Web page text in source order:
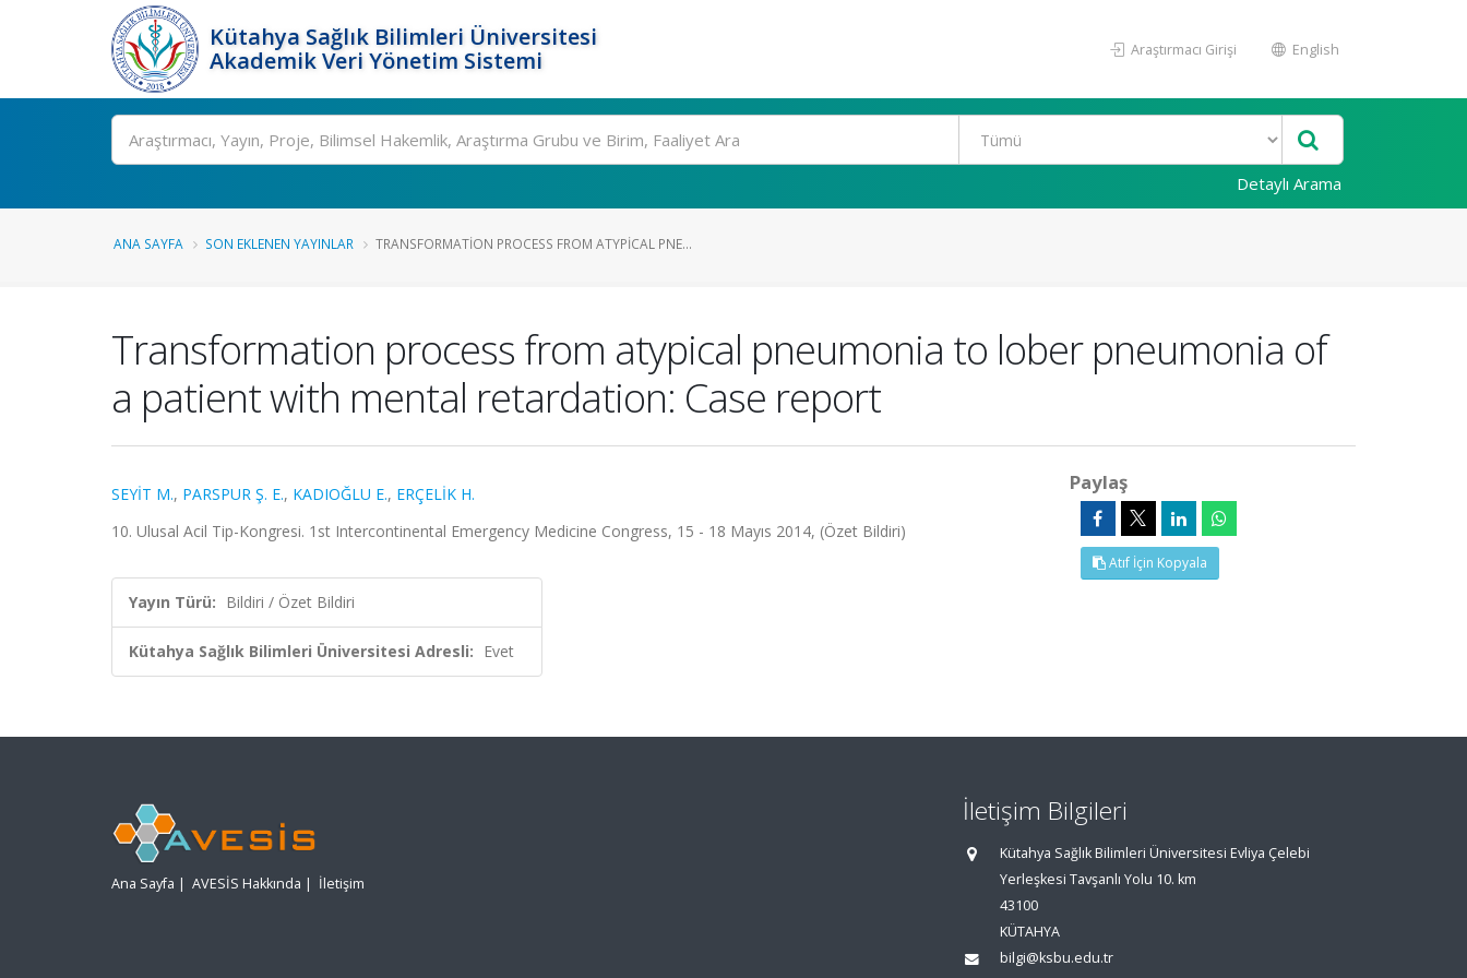
Kütahya Sağlık Bilimleri Üniversitesi
Akademik Veri Yönetim Sistemi
Araştırmacı Girişi English
Ara
Detaylı Arama
ANA SAYFA SON EKLENEN YAYINLAR TRANSFORMATION PROCESS FROM ATYPICAL PNE...
Transformation process from atypical pneumonia to lober pneumonia of
a patient with mental retardation: Case report
SEYİT M., PARSPUR Ş. E., KADIOĞLU E., ERÇELİK H.
10. Ulusal Acil Tip-Kongresi. 1st Intercontinental Emergency Medicine Congress, 15 - 18 Mayıs 2014, (Özet Bildiri)
Yayın Türü: Bildiri / Özet Bildiri
Kütahya Sağlık Bilimleri Üniversitesi Adresli: Evet
Paylaş
Atıf İçin Kopyala
Ana Sayfa | AVESİS Hakkında | İletişim
İletişim Bilgileri
Kütahya Sağlık Bilimleri Üniversitesi Evliya Çelebi
Yerleşkesi Tavşanlı Yolu 10. km
43100
KÜTAHYA
bilgi@ksbu.edu.tr